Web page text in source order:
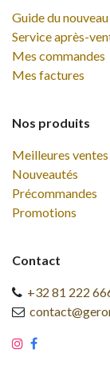
Guide du
Service après-
Mes commandes
Mes factures
Nos produits
Meilleures ventes
Nouveautés
Précommandes
Promotions
Contact
+32 81 222